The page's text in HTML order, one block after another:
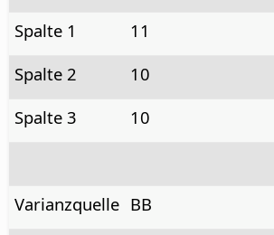
Spalte 1
11
Spalte 2
10
Spalte 3
10
Varianzquelle BB